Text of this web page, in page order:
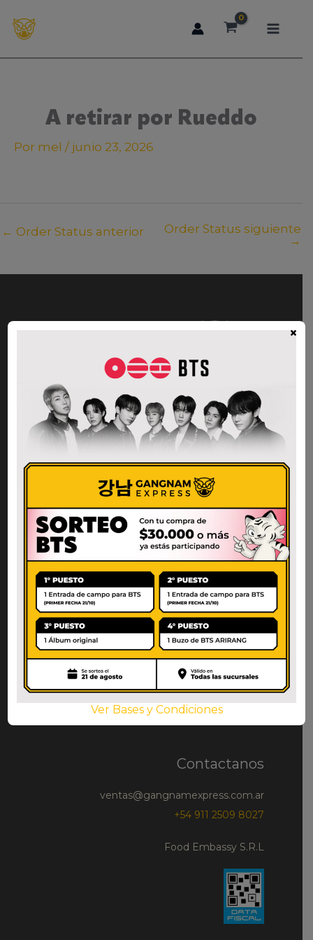
A retirar por Rueddo
Por mel / junio 23, 2026
← Order Status anterior
Order Status siguiente
→
La mayor variedad de productos
alimenticios coreanos y asiáticos en
Argentina
Links útiles
Política de envíos y devoluciones
Política de privacidad
Preguntas frecuentes
Mi cuenta
Productos
Todos los productos
Snacks dulces
Bebidas
Snacks salados
Contactanos
ventas@gangnamexpress.com.ar
+54 911 2509 8027
Food Embassy S.R.L
Ver Bases y Condiciones
×